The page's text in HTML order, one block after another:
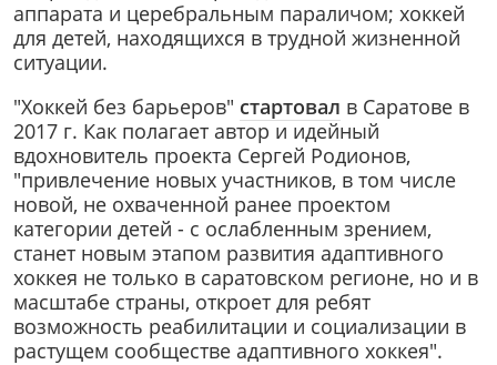
аппарата и церебральным параличом; хоккей
для детей, находящихся в трудной жизненной
ситуации.
"Хоккей без барьеров" стартовал в Саратове в
2017 г. Как полагает автор и идейный
вдохновитель проекта Сергей Родионов,
"привлечение новых участников, в том числе
новой, не охваченной ранее проектом
категории детей - с ослабленным зрением,
станет новым этапом развития адаптивного
хоккея не только в саратовском регионе, но и в
масштабе страны, откроет для ребят
возможность реабилитации и социализации в
растущем сообществе адаптивного хоккея".